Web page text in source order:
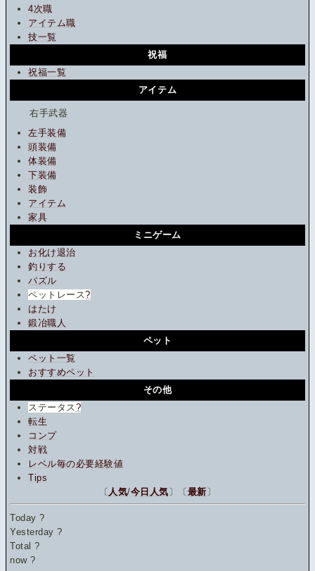
4次職
アイテム職
技一覧
祝福
祝福一覧
アイテム
右手武器
左手装備
頭装備
体装備
下装備
装飾
アイテム
家具
ミニゲーム
お化け退治
釣りする
パズル
ペットレース?
はたけ
鍛冶職人
ペット
ペット一覧
おすすめペット
その他
ステータス ?
転生
コンプ
対戦
レベル毎の必要経験値
Tips
〔 人気/今日人気 〕〔 最新 〕
Today?
Yesterday?
Total?
now?